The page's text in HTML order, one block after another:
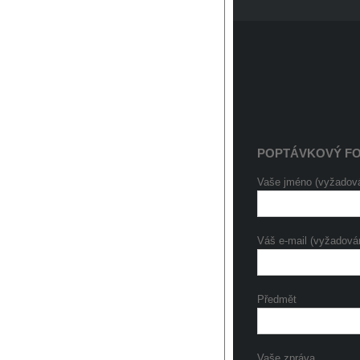
POPTÁVKOVÝ
Vaše jméno
Váš e-mail
Předmět